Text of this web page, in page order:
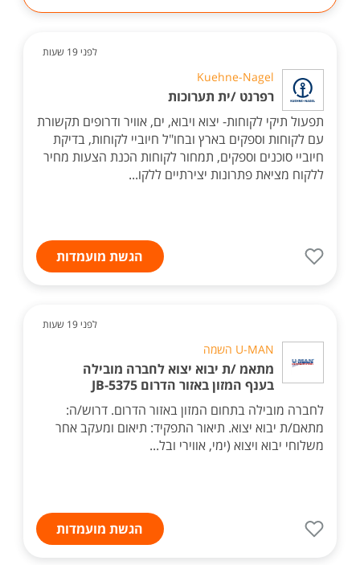
לפני 19 שעות
Kuehne-Nagel
רפרנט /ית תערוכות
תפעול תיקי לקוחות- יצוא ויבוא, ים, אוויר ודרופים תקשורת
עם לקוחות וספקים בארץ ובחו"ל חיוביי לקוחות, בדיקת
חיוביי סוכנים וספקים, תמחור לקוחות הכנת הצעות מחיר
ללקוח מציאת פתרונות יצירתיים ללקו...
הגשת מועמדות
לפני 19 שעות
U-MAN השמה
מתאמ /ת יבוא יצוא לחברה מובילה
בענף המזון באזור הדרום JB-5375
לחברה מובילה בתחום המזון באזור הדרום. דרוש/ה:
מתאם/ת יבוא יצוא. תיאור התפקיד: תיאום ומעקב אחר
משלוחי יבוא ויצוא (ימי, אווירי ובל...
הגשת מועמדות